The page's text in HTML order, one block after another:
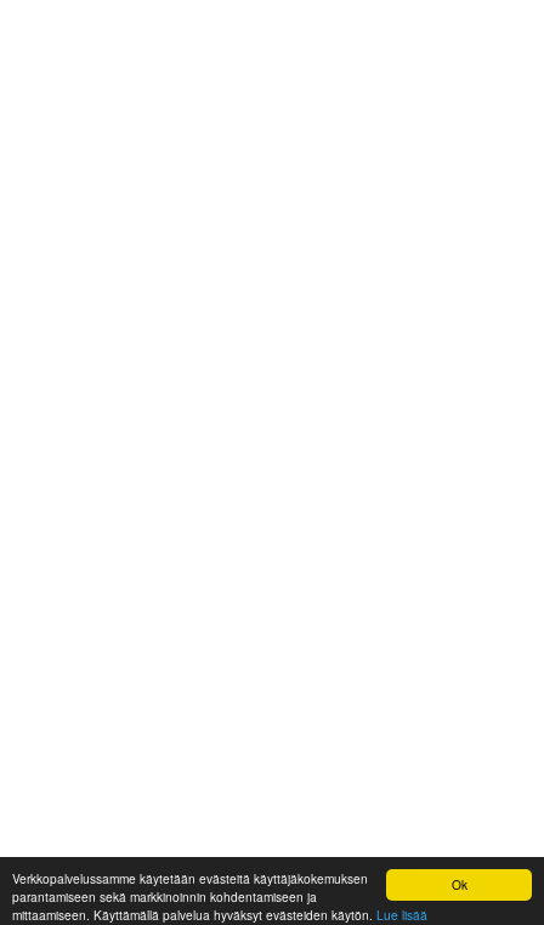
Ok
Verkkopalvelussamme käytetään evästeitä käyttäjäkokemuksen
parantamiseen sekä markkinoinnin kohdentamiseen ja
mittaamiseen. Käyttämällä palvelua hyväksyt evästeiden käytön. Lue lisää